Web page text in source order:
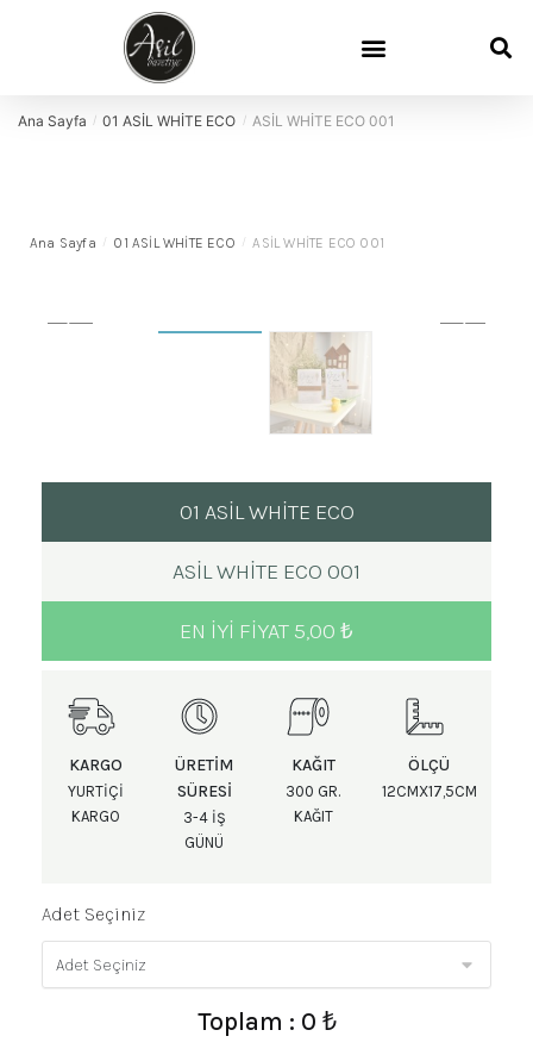
Ana Sayfa / 01 ASİL WHİTE ECO / ASİL WHİTE ECO 001
Ana Sayfa / 01 ASİL WHİTE ECO / ASİL WHİTE ECO 001
01 ASİL WHİTE ECO
ASİL WHİTE ECO 001
EN IYI FIYAT 5,00 ₺
KARGO
YURTIÇI
KARGO
ÜRETIM
SÜRESI
3-4 IŞ
GÜNÜ
KAĞIT
300 GR.
KAĞIT
ÖLÇÜ
12CMX17,5CM
Adet Seçiniz
Toplam : 0 ₺